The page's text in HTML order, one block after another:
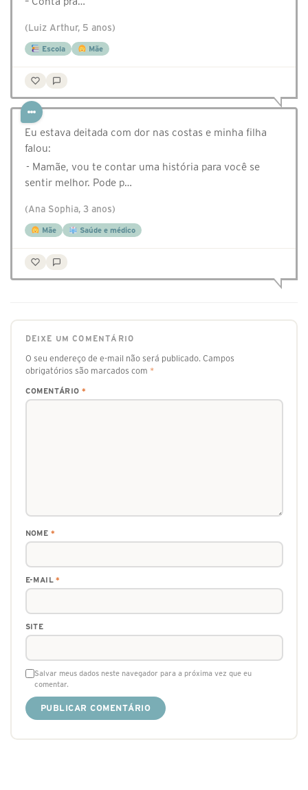
(Luiz Arthur, 5 anos)
Escola Mãe
Eu estava deitada com dor nas costas e minha filha
falou:
- Mamãe, vou te contar uma história para você se
sentir melhor. Pode p…
(Ana Sophia, 3 anos)
Mãe Saúde e médico
DEIXE UM COMENTÁRIO
O seu endereço de e-mail não será publicado. Campos
obrigatórios são marcados com *
COMENTÁRIO *
NOME *
E-MAIL*
SITE
Salvar meus dados neste navegador para a próxima vez que eu
comentar.